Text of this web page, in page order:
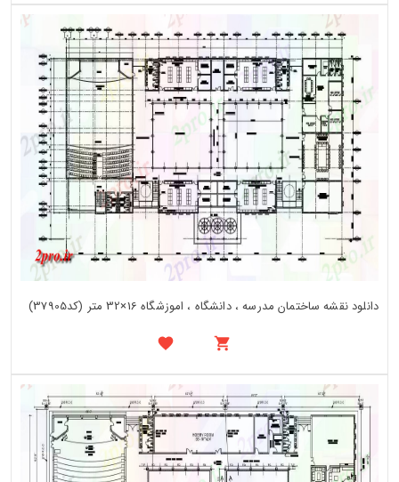
دانلود نقشه ساختمان مدرسه ، دانشگاه ، اموزشگاه 16×32 متر (کد37905)